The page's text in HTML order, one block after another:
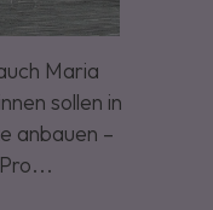
Maria
sollen in
anbauen –